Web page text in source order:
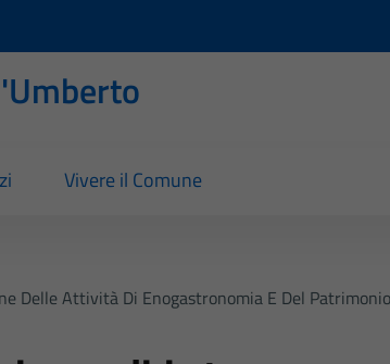
Vivere il Comune
Delle Attività Di Enogastronomia E Del